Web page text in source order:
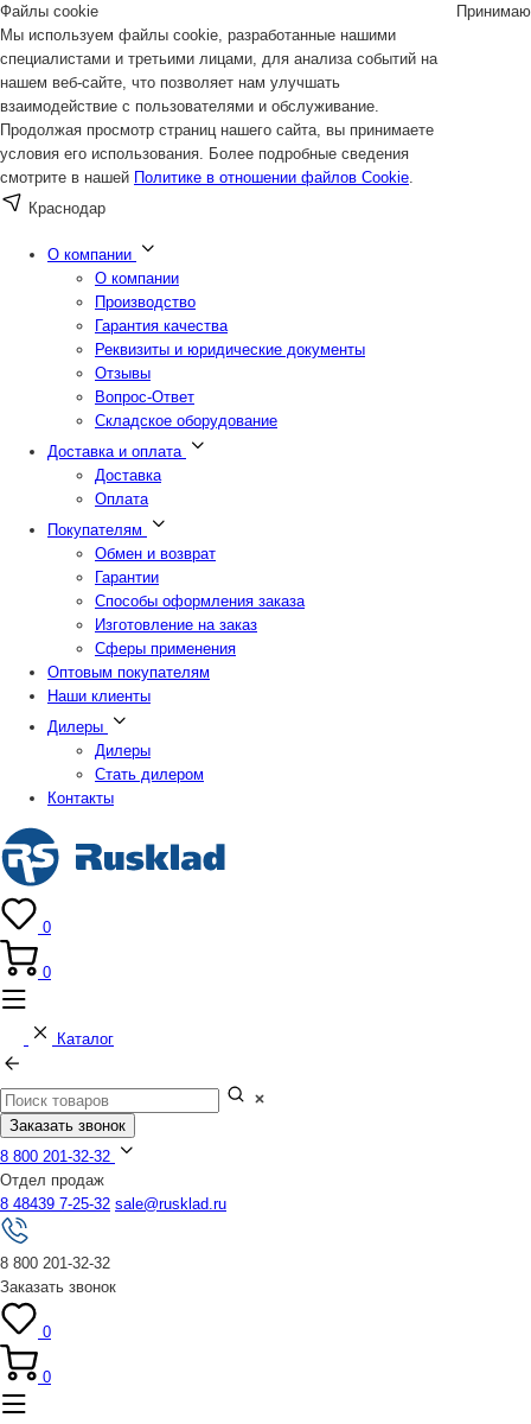
Файлы cookie
Мы используем файлы cookie, разработанные нашими
специалистами и третьими лицами, для анализа событий на
нашем веб-сайте, что позволяет нам улучшать
взаимодействие с пользователями и обслуживание.
Продолжая просмотр страниц нашего сайта, вы принимаете
условия его использования. Более подробные сведения
смотрите в нашей Политике в отношении файлов Cookie.
Принимаю
Краснодар
О компании
О компании
Производство
Гарантия качества
Реквизиты и юридические документы
Отзывы
Вопрос-Ответ
Складское оборудование
Доставка и оплата
Доставка
Оплата
Покупателям
Обмен и возврат
Гарантии
Способы оформления заказа
Изготовление на заказ
Сферы применения
Оптовым покупателям
Наши клиенты
Дилеры
Дилеры
Стать дилером
Контакты
0
0
Каталог
Заказать звонок
8 800 201-32-32
Отдел продаж
8 48439 7-25-32 sale@rusklad.ru
8 800 201-32-32
Заказать звонок
0
0